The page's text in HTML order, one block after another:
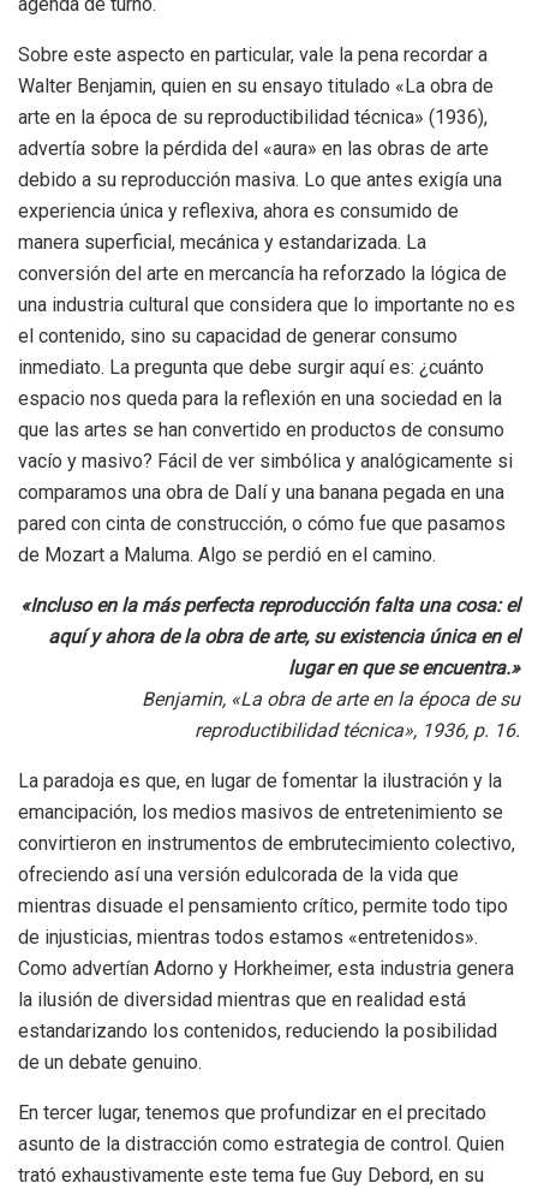
agenda de turno.
Sobre este aspecto en particular, vale la pena recordar a
Walter Benjamin, quien en su ensayo titulado «La obra de
arte en la época de su reproductibilidad técnica» (1936),
advertía sobre la pérdida del «aura» en las obras de arte
debido a su reproducción masiva. Lo que antes exigía una
experiencia única y reflexiva, ahora es consumido de
manera superficial, mecánica y estandarizada. La
conversión del arte en mercancía ha reforzado la lógica de
una industria cultural que considera que lo importante no es
el contenido, sino su capacidad de generar consumo
inmediato. La pregunta que debe surgir aquí es: ¿cuánto
espacio nos queda para la reflexión en una sociedad en la
que las artes se han convertido en productos de consumo
vacío y masivo? Fácil de ver simbólica y analógicamente si
comparamos una obra de Dalí y una banana pegada en una
pared con cinta de construcción, o cómo fue que pasamos
de Mozart a Maluma. Algo se perdió en el camino.
«Incluso en la más perfecta reproducción falta una cosa: el
aquí y ahora de la obra de arte, su existencia única en el
lugar en que se encuentra.»
Benjamin, «La obra de arte en la época de su
reproductibilidad técnica», 1936, p. 16.
La paradoja es que, en lugar de fomentar la ilustración y la
emancipación, los medios masivos de entretenimiento se
convirtieron en instrumentos de embrutecimiento colectivo,
ofreciendo así una versión edulcorada de la vida que
mientras disuade el pensamiento crítico, permite todo tipo
de injusticias, mientras todos estamos «entretenidos».
Como advertían Adorno y Horkheimer, esta industria genera
la ilusión de diversidad mientras que en realidad está
estandarizando los contenidos, reduciendo la posibilidad
de un debate genuino.
En tercer lugar, tenemos que profundizar en el precitado
asunto de la distracción como estrategia de control. Quien
trató exhaustivamente este tema fue Guy Debord, en su